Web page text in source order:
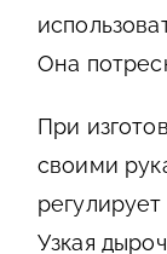
Она
При
своими
Узкая